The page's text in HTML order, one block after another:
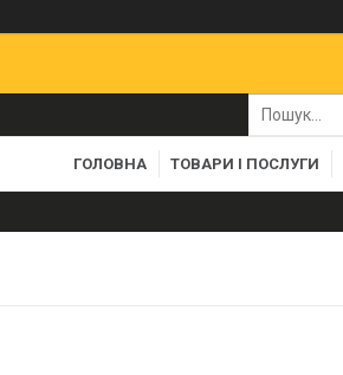
ГОЛОВНА ТОВАРИ І ПОСЛУГИ